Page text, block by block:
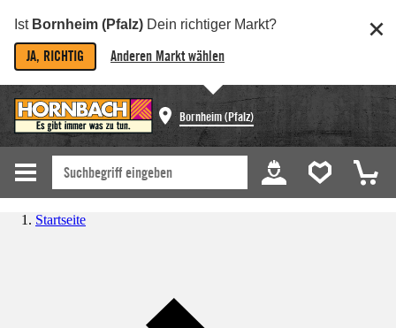
Ist Bornheim (Pfalz) Dein richtiger Markt?
JA, RICHTIG Anderen Markt wählen
Bornheim (Pfalz)
Startseite